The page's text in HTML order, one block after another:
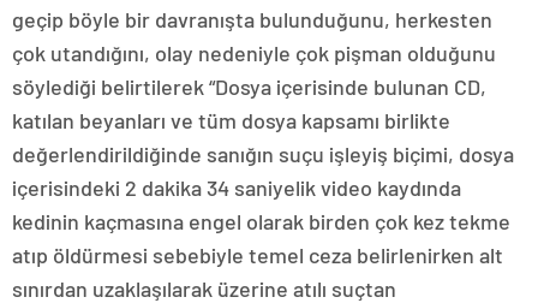
geçip böyle bir davranışta bulunduğunu, herkesten
çok utandığını, olay nedeniyle çok pişman olduğunu
söylediği belirtilerek “Dosya içerisinde bulunan CD,
katılan beyanları ve tüm dosya kapsamı birlikte
değerlendirildiğinde sanığın suçu işleyiş biçimi, dosya
içerisindeki 2 dakika 34 saniyelik video kaydında
kedinin kaçmasına engel olarak birden çok kez tekme
atıp öldürmesi sebebiyle temel ceza belirlenirken alt
sınırdan uzaklaşılarak üzerine atılı suçtan